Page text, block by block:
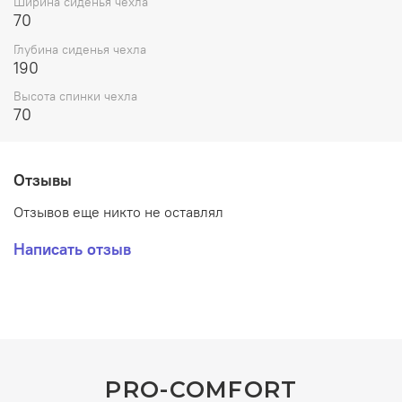
Подойдёт для складного стола с регулировкой высоты.
70
Глубина сиденья чехла
190
Высота спинки чехла
70
Отзывы
Отзывов еще никто не оставлял
Написать отзыв
PRO-COMFORT